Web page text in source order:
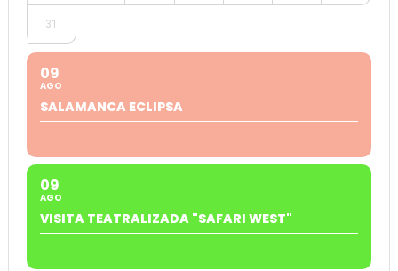
31
09
AGO
SALAMANCA ECLIPSA
09
AGO
VISITA TEATRALIZADA "SAFARI WEST"